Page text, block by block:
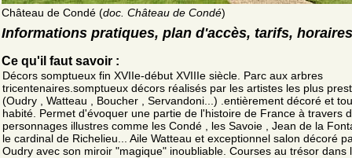
Château de Condé (doc. Château de Condé)
Informations pratiques, plan d'accès, tarifs, horaires
Ce qu'il faut savoir :
Décors somptueux fin XVIIe-début XVIIIe siècle. Parc aux arbres
tricentenaires.somptueux décors réalisés par les artistes les plus
(Oudry , Watteau , Boucher , Servandoni...) .entièrement décoré et
habité. Permet d'évoquer une partie de l'histoire de France à travers
personnages illustres comme les Condé , les Savoie , Jean de la
le cardinal de Richelieu... Aile Watteau et exceptionnel salon décoré
Oudry avec son miroir "magique" inoubliable. Courses au trésor dans